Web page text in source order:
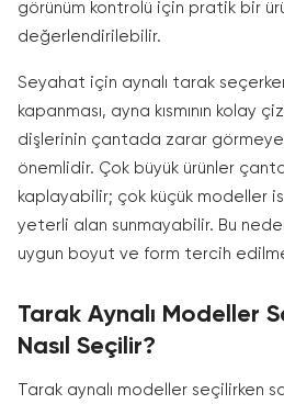
görünüm kontrolü için pratik bir
değerlendirilebilir.
Seyahat için aynalı tarak
kapanması, ayna kısmının kolay
dişlerinin çantada zarar
önemlidir. Çok büyük ürünler
kaplayabilir; çok küçük modeller
yeterli alan sunmayabilir. Bu
uygun boyut ve form tercih
Tarak Aynalı Modeller
Nasıl Seçilir?
Tarak aynalı modeller seçilirken